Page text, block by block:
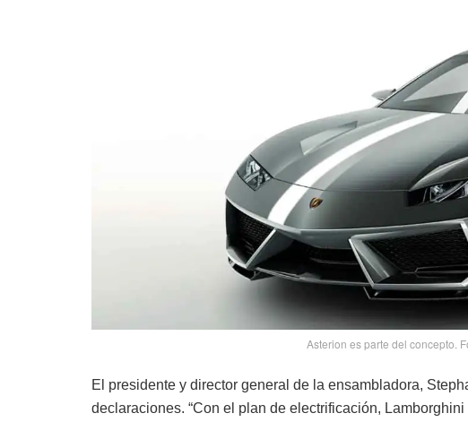
Asterion es parte del concepto.
El presidente y director general de la ensambladora,
declaraciones. “Con el plan de electrificación,